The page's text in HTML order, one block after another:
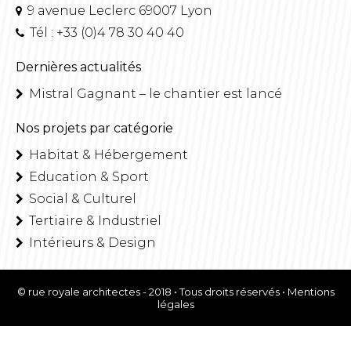
9 avenue Leclerc 69007 Lyon
Tél : +33 (0)4 78 30 40 40
Dernières actualités
Mistral Gagnant – le chantier est lancé
Nos projets par catégorie
Habitat & Hébergement
Education & Sport
Social & Culturel
Tertiaire & Industriel
Intérieurs & Design
© rue royale architectes - 2018 • Tous droits réservés • Mentions
légales